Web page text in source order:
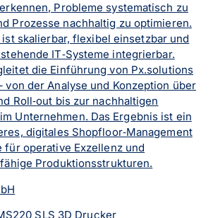
Probleme systematisch zu
Prozesse nachhaltig zu optimieren.
skalierbar, flexibel einsetzbar und
IT‑Systeme integrierbar.
die Einführung von Px.solutions
von der Analyse und Konzeption über
Roll‑out bis zur nachhaltigen
Unternehmen. Das Ergebnis ist ein
digitales Shopfloor‑Management
für operative Exzellenz und
Produktionsstrukturen.